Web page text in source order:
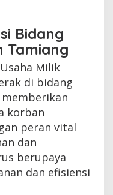
Bidang
Tamiang
Milik
di bidang
korban
peran vital
dan
berupaya
dan efisiensi